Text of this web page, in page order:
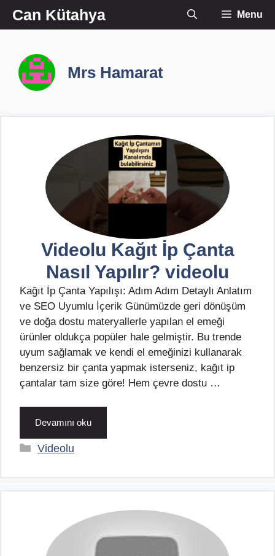
İçeriğe
atlaCan Kütahya Menu
Mrs Hamarat
Videolu Kağıt İp Çanta
Nasıl Yapılır? videolu
Kağıt İp Çanta Yapılışı: Adım Adım Detaylı Anlatım
ve SEO Uyumlu İçerik Günümüzde geri dönüşüm
ve doğa dostu materyallerle yapılan el emeği
ürünler oldukça popüler hale gelmiştir. Bu trende
uyum sağlamak ve kendi el emeğinizi kullanarak
benzersiz bir çanta yapmak isterseniz, kağıt ip
çantalar tam size göre! Hem çevre dostu …
Devamını oku
Kategoriler
Videolu